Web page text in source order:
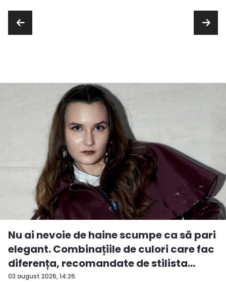
03 august 2026, 14:26
Nu ai nevoie de haine scumpe ca să pari
elegant. Combinațiile de culori care fac
diferența, recomandate de stilista
And...